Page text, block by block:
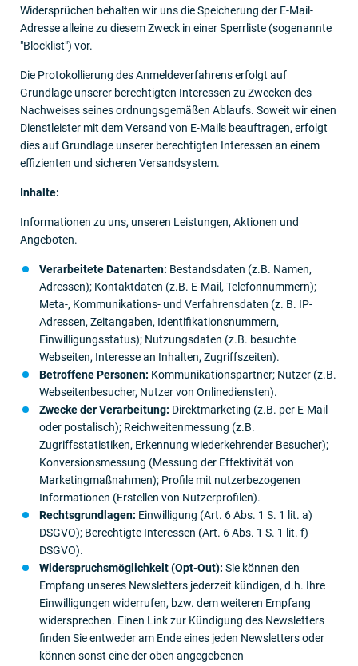
Widersprüchen behalten wir uns die Speicherung der E-Mail-
Adresse alleine zu diesem Zweck in einer Sperrliste (sogenannte
"Blocklist") vor.
Die Protokollierung des Anmeldeverfahrens erfolgt auf
Grundlage unserer berechtigten Interessen zu Zwecken des
Nachweises seines ordnungsgemäßen Ablaufs. Soweit wir einen
Dienstleister mit dem Versand von E-Mails beauftragen, erfolgt
dies auf Grundlage unserer berechtigten Interessen an einem
effizienten und sicheren Versandsystem.
Inhalte:
Informationen zu uns, unseren Leistungen, Aktionen und
Angeboten.
Verarbeitete Datenarten: Bestandsdaten (z.B. Namen,
Adressen); Kontaktdaten (z.B. E-Mail, Telefonnummern);
Meta-, Kommunikations- und Verfahrensdaten (z. B. IP-
Adressen, Zeitangaben, Identifikationsnummern,
Einwilligungsstatus); Nutzungsdaten (z.B. besuchte
Webseiten, Interesse an Inhalten, Zugriffszeiten).
Betroffene Personen: Kommunikationspartner; Nutzer (z.B.
Webseitenbesucher, Nutzer von Onlinediensten).
Zwecke der Verarbeitung: Direktmarketing (z.B. per E-Mail
oder postalisch); Reichweitenmessung (z.B.
Zugriffsstatistiken, Erkennung wiederkehrender Besucher);
Konversionsmessung (Messung der Effektivität von
Marketingmaßnahmen); Profile mit nutzerbezogenen
Informationen (Erstellen von Nutzerprofilen).
Rechtsgrundlagen: Einwilligung (Art. 6 Abs. 1 S. 1 lit. a)
DSGVO); Berechtigte Interessen (Art. 6 Abs. 1 S. 1 lit. f)
DSGVO).
Widerspruchsmöglichkeit (Opt-Out): Sie können den
Empfang unseres Newsletters jederzeit kündigen, d.h. Ihre
Einwilligungen widerrufen, bzw. dem weiteren Empfang
widersprechen. Einen Link zur Kündigung des Newsletters
finden Sie entweder am Ende eines jeden Newsletters oder
können sonst eine der oben angegebenen